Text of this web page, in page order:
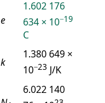
e
1.602 176
634 × 10−19
C
k
1.380 649 ×
10−23 J/K
6.022 140